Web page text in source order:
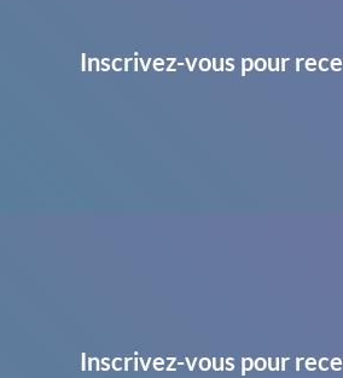
Inscrivez-vous pour
Inscrivez-vous pour